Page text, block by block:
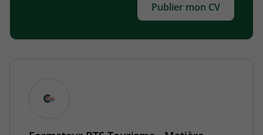
Publier mon CV